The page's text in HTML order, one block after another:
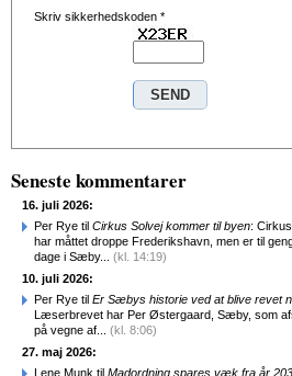
Skriv sikkerhedskoden *
Seneste kommentarer
16. juli 2026:
Per Rye til Cirkus Solvej kommer til byen:
har måttet droppe Frederikshavn, men er til
dage i Sæby... (kl. 14:19)
10. juli 2026:
Per Rye til Er Sæbys historie ved at blive revet
Læserbrevet har Per Østergaard, Sæby, som
på vegne af... (kl. 8:06)
27. maj 2026:
Lene Munk til Madordning spares væk fra år